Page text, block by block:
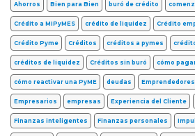
Ahorros Bien para Bien buró de crédito
Crédito a MiPyMES crédito de liquidez Crédito
Crédito Pyme Créditos créditos a pymes
créditos de liquidez Créditos sin buró cómo
cómo reactivar una PyME deudas Emprendedores
Empresarios empresas Experiencia del Cliente
Finanzas inteligentes Finanzas personales